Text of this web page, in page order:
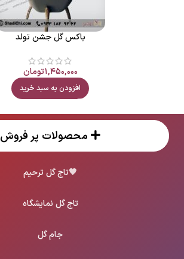
باکس گل جشن تولد
۱,۴۵۰,۰۰۰تومان
افزودن به سبد خرید
محصولات پر فروش
🖤تاج گل ترحیم
تاج گل نمایشگاه
جام گل